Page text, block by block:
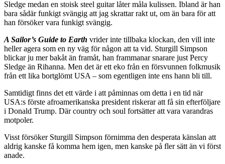
Sledge medan en stoisk steel guitar låter måla kulissen. Ibland är han
bara sådär funkigt svängig att jag skrattar rakt ut, om än bara för att
han försöker vara funkigt svängig.
A Sailor’s Guide to Earth vrider inte tillbaka klockan, den vill inte
heller agera som en ny väg för någon att ta vid. Sturgill Simpson
blickar ju mer bakåt än framåt, han frammanar snarare just Percy
Sledge än Rihanna. Men det är ett eko från en försvunnen folkmusik
från ett lika bortglömt USA – som egentligen inte ens hann bli till.
Samtidigt finns det ett värde i att påminnas om detta i en tid när
USA:s förste afroamerikanska president riskerar att få sin efterföljare
i Donald Trump. Där country och soul fortsätter att vara varandras
motpoler.
Visst försöker Sturgill Simpson förnimma den desperata känslan att
aldrig kanske få komma hem igen, men kanske på fler sätt än vi först
anade.